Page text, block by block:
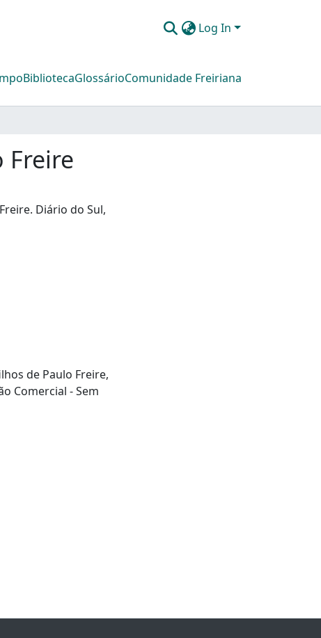
Log In
BibliotecaGlossárioComunidade Freiriana
Freire
Diário do Sul,
de Paulo Freire,
Comercial - Sem